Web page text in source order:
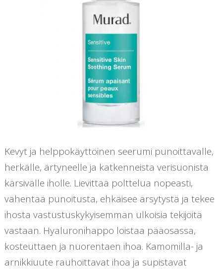
Kevyt ja helppokäyttöinen seerumi punoittavalle,
herkälle, ärtyneelle ja katkenneista verisuonista
kärsivälle iholle. Lievittää polttelua nopeasti,
vähentää punoitusta, ehkäisee ärsytystä ja tekee
ihosta vastustuskykyisemmän ulkoisia tekijöitä
vastaan. Hyaluronihappo loistaa pääosassa,
kosteuttaen ja nuorentaen ihoa. Kamomilla- ja
arnikkiuute rauhoittavat ihoa ja supistavat